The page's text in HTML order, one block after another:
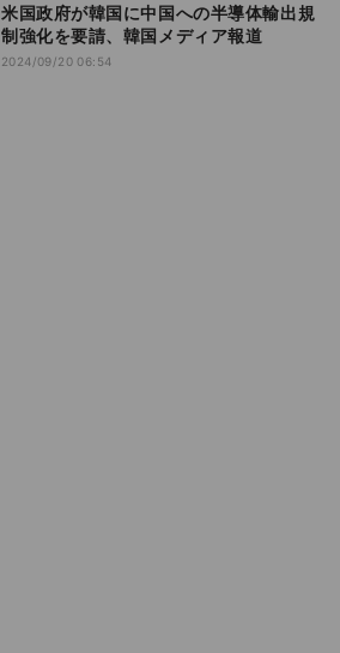
米国政府が韓国に中国への半導体輸出規
制強化を要請、韓国メディア報道
2024/09/20 06:54